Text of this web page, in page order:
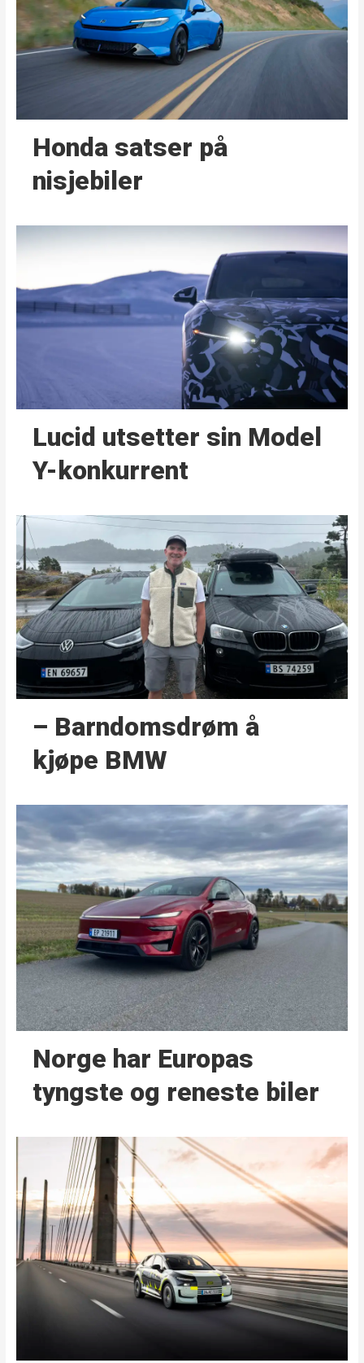
Honda satser på
nisjebiler
Lucid utsetter sin Model
Y-konkurrent
– Barndoms­drøm å
kjøpe BMW
Norge har Europas
tyngste og reneste biler